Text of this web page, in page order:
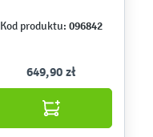
Kod produktu: 096842
649,90 zł